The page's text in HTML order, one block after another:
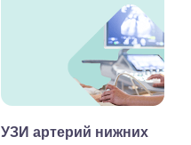
УЗИ артерий нижних